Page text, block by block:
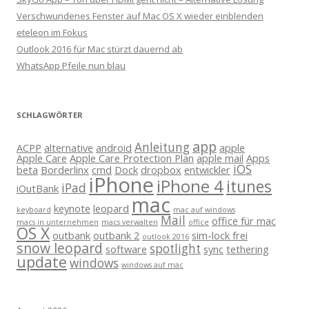
Verschwundenes Fenster auf Mac OS X wieder einblenden
eteleon im Fokus
Outlook 2016 für Mac stürzt dauernd ab
WhatsApp Pfeile nun blau
SCHLAGWÖRTER
ACPP alternative android Anleitung app apple
Apple Care Apple Care Protection Plan apple mail Apps
beta Borderlinx cmd Dock dropbox entwickler iOS
iOutBank iPad iPhone iPhone 4itunes
keyboard keynote leopard mac mac auf windows
macs in unternehmen macs verwalten Mail office office für mac
OS X outbank outbank 2 outlook 2016 sim-lock frei
snow leopard software spotlight sync tethering
update windows windows auf mac